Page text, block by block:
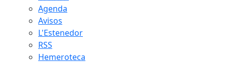
Agenda
Avisos
L'Estenedor
RSS
Hemeroteca